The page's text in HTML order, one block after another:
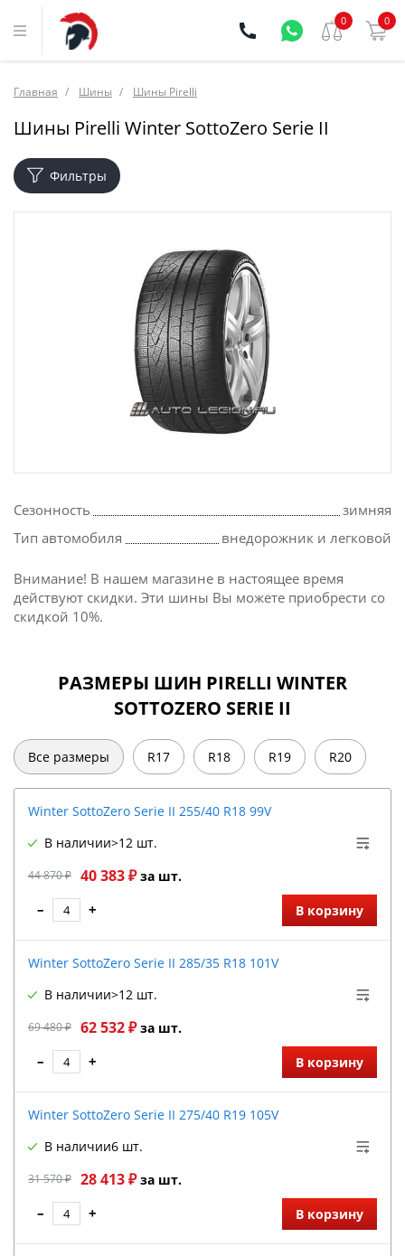
0 0
Главная Шины Шины Pirelli
Шины Pirelli Winter SottoZero Serie II
Фильтры
Сезонность
зимняя
Тип автомобиля
внедорожник и легковой
Внимание! В нашем магазине в настоящее время
действуют скидки. Эти шины Вы можете приобрести со
скидкой 10%.
РАЗМЕРЫ ШИН PIRELLI WINTER
SOTTOZERO SERIE II
Все размеры R17 R18 R19 R20
Winter SottoZero Serie II 255/40 R18 99V
44 870 ₽ 40 383 ₽за шт.
В наличии>12 шт.
– + В корзину
Winter SottoZero Serie II 285/35 R18 101V
69 480 ₽ 62 532 ₽за шт.
В наличии>12 шт.
– + В корзину
Winter SottoZero Serie II 275/40 R19 105V
31 570 ₽ 28 413 ₽за шт.
В наличии6 шт.
– + В корзину